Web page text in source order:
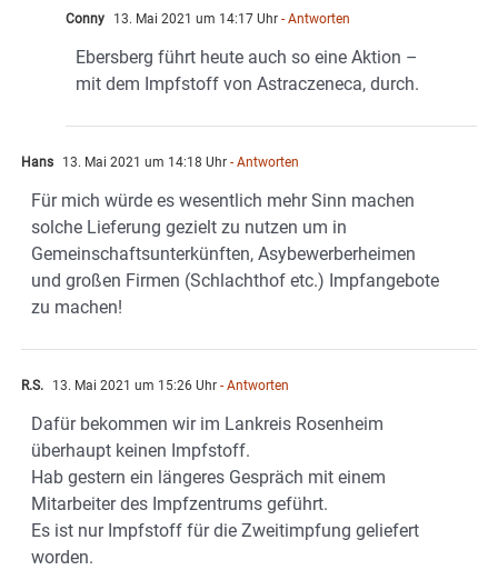
Conny 13. Mai 2021 um 14:17 Uhr - Antworten
Ebersberg führt heute auch so eine Aktion –
mit dem Impfstoff von Astraczeneca, durch.
Hans 13. Mai 2021 um 14:18 Uhr - Antworten
Für mich würde es wesentlich mehr Sinn machen
solche Lieferung gezielt zu nutzen um in
Gemeinschaftsunterkünften, Asybewerberheimen
und großen Firmen (Schlachthof etc.) Impfangebote
zu machen!
R.S. 13. Mai 2021 um 15:26 Uhr - Antworten
Dafür bekommen wir im Lankreis Rosenheim
überhaupt keinen Impfstoff.
Hab gestern ein längeres Gespräch mit einem
Mitarbeiter des Impfzentrums geführt.
Es ist nur Impfstoff für die Zweitimpfung geliefert
worden.